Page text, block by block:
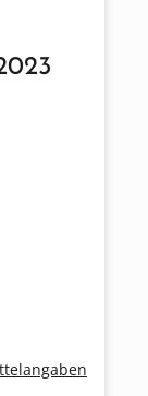
G.C. Riesling 2023